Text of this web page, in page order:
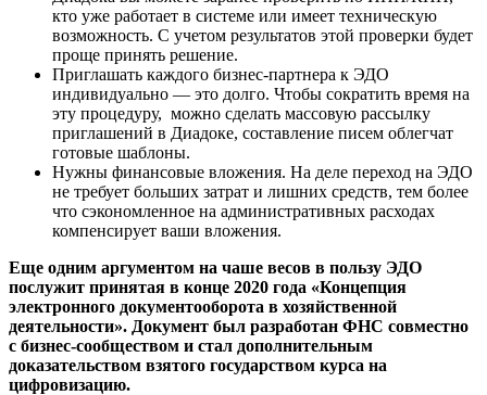
кто уже работает в системе или имеет техническую
возможность. С учетом результатов этой проверки будет
проще принять решение.
Приглашать каждого бизнес-партнера к ЭДО
индивидуально — это долго. Чтобы сократить время на
эту процедуру, можно сделать массовую рассылку
приглашений в Диадоке, составление писем облегчат
готовые шаблоны.
Нужны финансовые вложения. На деле переход на ЭДО
не требует больших затрат и лишних средств, тем более
что сэкономленное на административных расходах
компенсирует ваши вложения.
Еще одним аргументом на чаше весов в пользу ЭДО
послужит принятая в конце 2020 года «Концепция
электронного документооборота в хозяйственной
деятельности». Документ был разработан ФНС совместно
с бизнес-сообществом и стал дополнительным
доказательством взятого государством курса на
цифровизацию.